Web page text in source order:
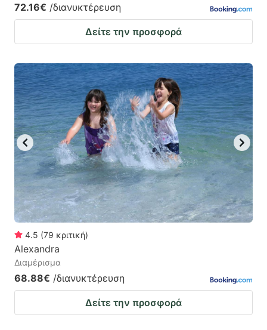
72.16€ /διανυκτέρευση
Δείτε την προσφορά
4.5 (79 κριτική)
Alexandra
Διαμέρισμα
68.88€ /διανυκτέρευση
Δείτε την προσφορά